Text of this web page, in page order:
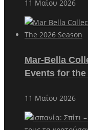
11 Μαΐου 2026
Mar-Bella
Events for the
11 Μαΐου 2026